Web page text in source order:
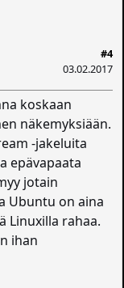
#4
03.02.2017
koskaan
näkemyksiään.
-jakeluita
epävapaata
jotain
Ubuntu on aina
Linuxilla rahaa.
ihan